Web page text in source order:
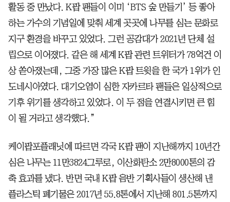
활동 중 만났다. K팝 팬들이 이미 ‘BTS 숲 만들기’ 등 좋아
하는 가수의 기념일에 맞춰 세계 곳곳에 나무를 심는 문화로
지구 환경을 바꾸고 있었다. 그런 공감대가 2021년 단체 설
립으로 이어졌다. 같은 해 세계 K팝 관련 트위터가 78억건 이
상 쏟아졌는데, 그중 가장 많은 K팝 트윗을 한 국가 1위가 인
도네시아였다. 대기오염이 심한 자카르타 팬들은 일상적으로
기후 위기를 생각하고 있었다. 이 두 점을 연결시키면 큰 힘
이 될 거라고 생각했다.”
케이팝포플래닛에 따르면 각국 K팝 팬이 지난해까지 10년간
심은 나무는 11만3824그루로, 이산화탄소 2만8000톤의 감
축 효과를 냈다. 반면 국내 K팝 음반 기획사들이 생산해 낸
플라스틱 폐기물은 2017년 55.8톤에서 지난해 801.5톤까지